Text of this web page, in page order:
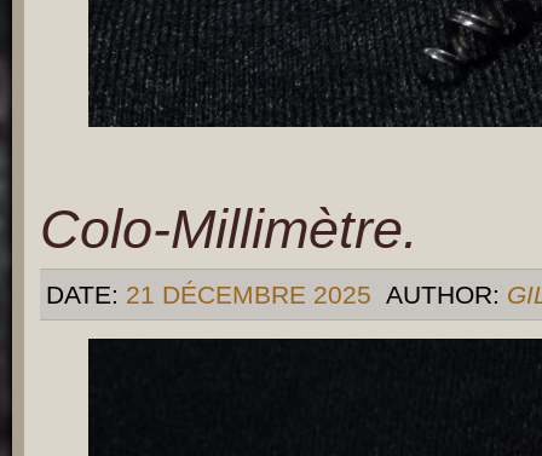
Colo-Millimètre.
DATE: 21 DÉCEMBRE 2025 AUTHOR: